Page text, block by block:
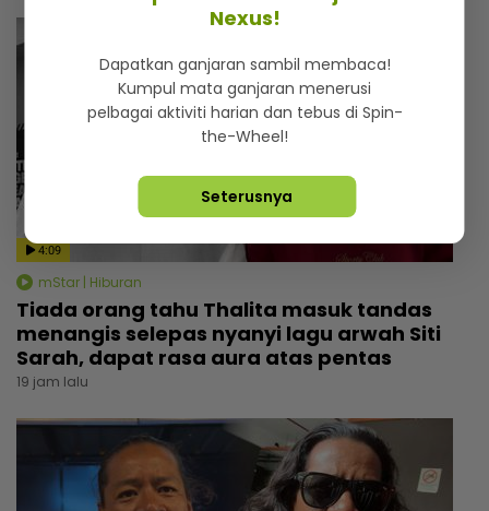
4:09
mStar | Hiburan
Tiada orang tahu Thalita masuk tandas
menangis selepas nyanyi lagu arwah Siti
Sarah, dapat rasa aura atas pentas
19 jam lalu
Nexus!
Dapatkan ganjaran sambil membaca!
Kumpul mata ganjaran menerusi
pelbagai aktiviti harian dan tebus di Spin-
the-Wheel!
Seterusnya